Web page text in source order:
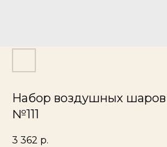
Набор воздушных шаров
№111
3 362 р.